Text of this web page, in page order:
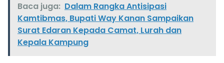
Baca juga: Dalam Rangka Antisipasi
Kamtibmas, Bupati Way Kanan Sampaikan
Surat Edaran Kepada Camat, Lurah dan
Kepala Kampung